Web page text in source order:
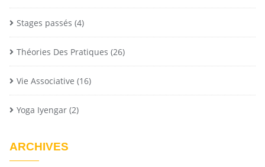
Stages passés (4)
Théories Des Pratiques (26)
Vie Associative (16)
Yoga Iyengar (2)
ARCHIVES